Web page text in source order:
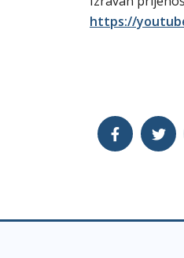
https://